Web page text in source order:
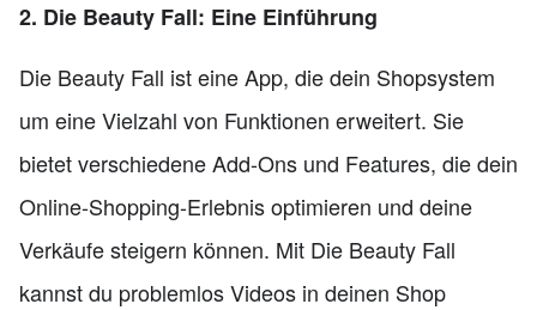
2. Die Beauty Fall: Eine Einführung
Die Beauty Fall ist eine App, die dein Shopsystem
um eine Vielzahl von Funktionen erweitert. Sie
bietet verschiedene Add-Ons und Features, die dein
Online-Shopping-Erlebnis optimieren und deine
Verkäufe steigern können. Mit Die Beauty Fall
kannst du problemlos Videos in deinen Shop